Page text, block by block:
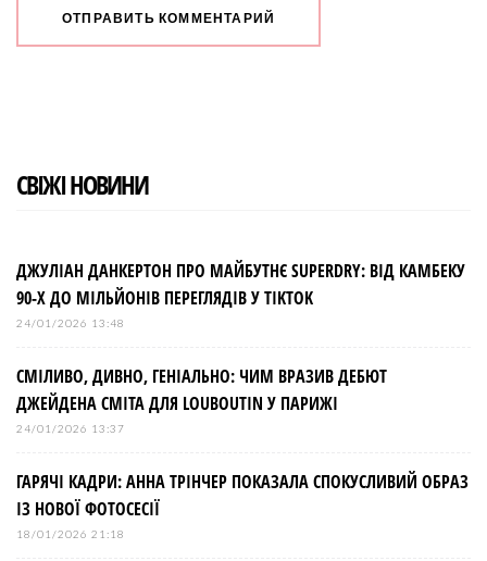
СВІЖІ НОВИНИ
ДЖУЛІАН ДАНКЕРТОН ПРО МАЙБУТНЄ SUPERDRY: ВІД КАМБЕКУ
90-Х ДО МІЛЬЙОНІВ ПЕРЕГЛЯДІВ У TIKTOK
24/01/2026 13:48
СМІЛИВО, ДИВНО, ГЕНІАЛЬНО: ЧИМ ВРАЗИВ ДЕБЮТ
ДЖЕЙДЕНА СМІТА ДЛЯ LOUBOUTIN У ПАРИЖІ
24/01/2026 13:37
ГАРЯЧІ КАДРИ: АННА ТРІНЧЕР ПОКАЗАЛА СПОКУСЛИВИЙ ОБРАЗ
ІЗ НОВОЇ ФОТОСЕСІЇ
18/01/2026 21:18